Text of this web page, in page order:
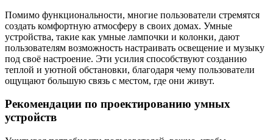
Помимо функциональности, многие пользователи стремятся
создать комфортную атмосферу в своих домах. Умные
устройства, такие как умные лампочки и колонки, дают
пользователям возможность настраивать освещение и музыку
под своё настроение. Эти усилия способствуют созданию
теплой и уютной обстановки, благодаря чему пользователи
ощущают большую связь с местом, где они живут.
Рекомендации по проектированию умных
устройств